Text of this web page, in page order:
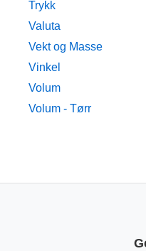
Trykk
Valuta
Vekt og Masse
Vinkel
Volum
Volum - Tørr